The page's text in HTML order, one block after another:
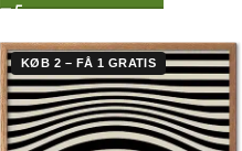
KØB 2 – FÅ 1 GRATIS